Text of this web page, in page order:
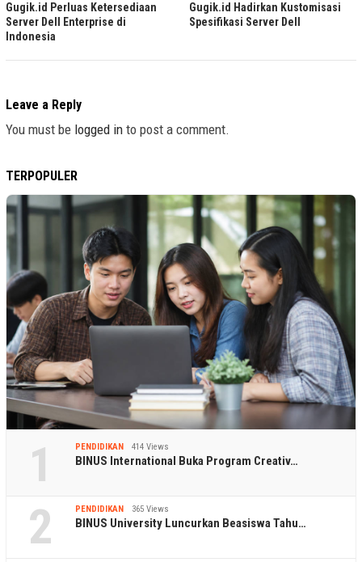
Gugik.id Perluas Ketersediaan
Server Dell Enterprise di
Indonesia
Gugik.id Hadirkan Kustomisasi
Spesifikasi Server Dell
Leave a Reply
You must be logged in to post a comment.
TERPOPULER
1 PENDIDIKAN 414 Views
BINUS International Buka Program Creativ…
2 PENDIDIKAN 365 Views
BINUS University Luncurkan Beasiswa Tahu…